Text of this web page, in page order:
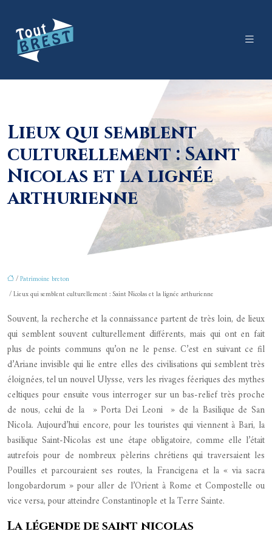
Lieux qui semblent
culturellement : Saint
Nicolas et la lignée
arthurienne
/Patrimoine breton
/ Lieux qui semblent culturellement : Saint Nicolas et la lignée arthurienne
Souvent, la recherche et la connaissance partent de très loin, de lieux
qui semblent souvent culturellement différents, mais qui ont en fait
plus de points communs qu’on ne le pense. C’est en suivant ce fil
d’Ariane invisible qui lie entre elles des civilisations qui semblent très
éloignées, tel un nouvel Ulysse, vers les rivages féeriques des mythes
celtiques pour ensuite vous interroger sur un bas-relief très proche
de nous, celui de la » Porta Dei Leoni » de la Basilique de San
Nicola. Aujourd’hui encore, pour les touristes qui viennent à Bari, la
basilique Saint-Nicolas est une étape obligatoire, comme elle l’était
autrefois pour de nombreux pèlerins chrétiens qui traversaient les
Pouilles et parcouraient ses routes, la Francigena et la « via sacra
longobardorum » pour aller de l’Orient à Rome et Compostelle ou
vice versa, pour atteindre Constantinople et la Terre Sainte.
La légende de saint nicolas